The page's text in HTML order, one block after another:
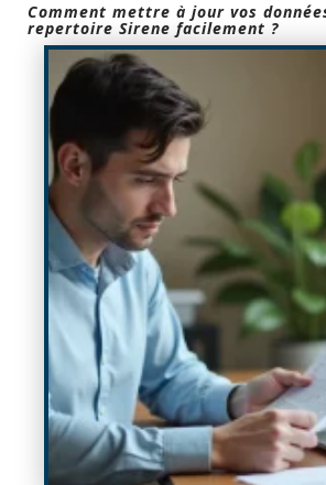
Comment mettre à jour vos
repertoire Sirene facilement ?